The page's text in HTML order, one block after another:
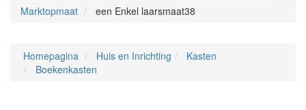
Marktopmaat
een Enkel laarsmaat38
Homepagina Huis en Inrichting
Kasten
Boekenkasten